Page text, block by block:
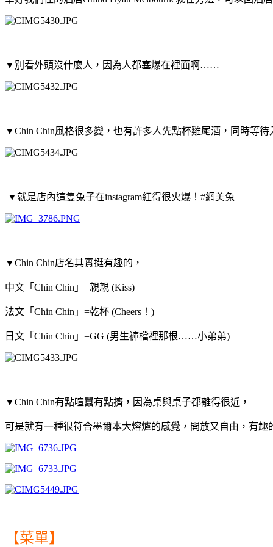
▼別看外頭沒什麼人，因為人都塞爆在裡面啊……
▼Chin Chin風格很多變，也有許多人先點杯雞尾酒，同時等待
▼就是店內這隻兔子在instagram紅得很火爆！#網美兔
▼Chin Chin店名其實挺有趣的，
中文「Chin Chin」=親親 (Kiss)
法文「Chin Chin」=乾杯 (Cheers！)
日文「Chin Chin」=GG (男生褲檔裡那根……小弟弟)
▼Chin Chin有點喧囂有點擠，因為桌與桌子都離得很近，
可是就有一種很符合墨爾本大熔爐的感覺，開放又自由，有趣
【菜單】